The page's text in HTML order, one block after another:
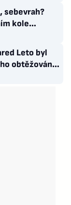
sebevrah?
kole
Leto byl
obtěžování
a Mary